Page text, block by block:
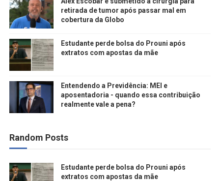
retirada de tumor após passar mal em
cobertura da Globo
Estudante perde bolsa do Prouni após
extratos com apostas da mãe
Entendendo a Previdência: MEI e
aposentadoria - quando essa contribuição
realmente vale a pena?
Random Posts
Estudante perde bolsa do Prouni após
extratos com apostas da mãe